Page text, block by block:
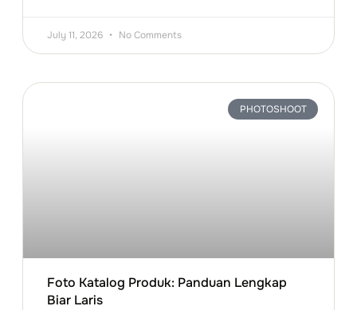
July 11, 2026 No Comments
PHOTOSHOOT
Foto Katalog Produk: Panduan Lengkap
Biar Laris